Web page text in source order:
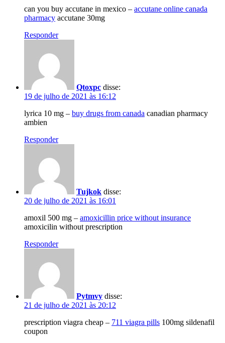
can you buy accutane in mexico – accutane online canada
pharmacy accutane 30mg
Responder
Qtoxpc disse:
19 de julho de 2021 às 16:12
lyrica 10 mg – buy drugs from canada canadian pharmacy
ambien
Responder
Tujkok disse:
20 de julho de 2021 às 16:01
amoxil 500 mg – amoxicillin price without insurance
amoxicilin without prescription
Responder
Pytmvy disse:
21 de julho de 2021 às 20:12
prescription viagra cheap – 711 viagra pills 100mg sildenafil
coupon